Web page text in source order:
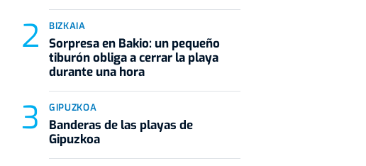
BIZKAIA
Sorpresa en Bakio: un pequeño
tiburón obliga a cerrar la playa
durante una hora
GIPUZKOA
Banderas de las playas de
Gipuzkoa